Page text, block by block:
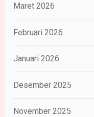
Maret 2026
Februari 2026
Januari 2026
Desember 2025
November 2025